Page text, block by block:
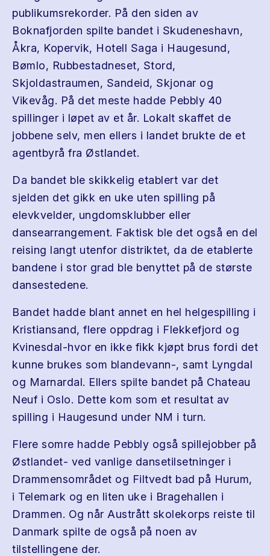
publikumsrekorder. På den siden av
Boknafjorden spilte bandet i Skudeneshavn,
Åkra, Kopervik, Hotell Saga i Haugesund,
Bømlo, Rubbestadneset, Stord,
Skjoldastraumen, Sandeid, Skjonar og
Vikevåg. På det meste hadde Pebbly 40
spillinger i løpet av et år. Lokalt skaffet de
jobbene selv, men ellers i landet brukte de et
agentbyrå fra Østlandet.
Da bandet ble skikkelig etablert var det
sjelden det gikk en uke uten spilling på
elevkvelder, ungdomsklubber eller
dansearrangement. Faktisk ble det også en del
reising langt utenfor distriktet, da de etablerte
bandene i stor grad ble benyttet på de største
dansestedene.
Bandet hadde blant annet en hel helgespilling i
Kristiansand, flere oppdrag i Flekkefjord og
Kvinesdal-hvor en ikke fikk kjøpt brus fordi det
kunne brukes som blandevann-, samt Lyngdal
og Marnardal. Ellers spilte bandet på Chateau
Neuf i Oslo. Dette kom som et resultat av
spilling i Haugesund under NM i turn.
Flere somre hadde Pebbly også spillejobber på
Østlandet- ved vanlige dansetilsetninger i
Drammensområdet og Filtvedt bad på Hurum,
i Telemark og en liten uke i Bragehallen i
Drammen. Og når Austrått skolekorps reiste til
Danmark spilte de også på noen av
tilstellingene der.